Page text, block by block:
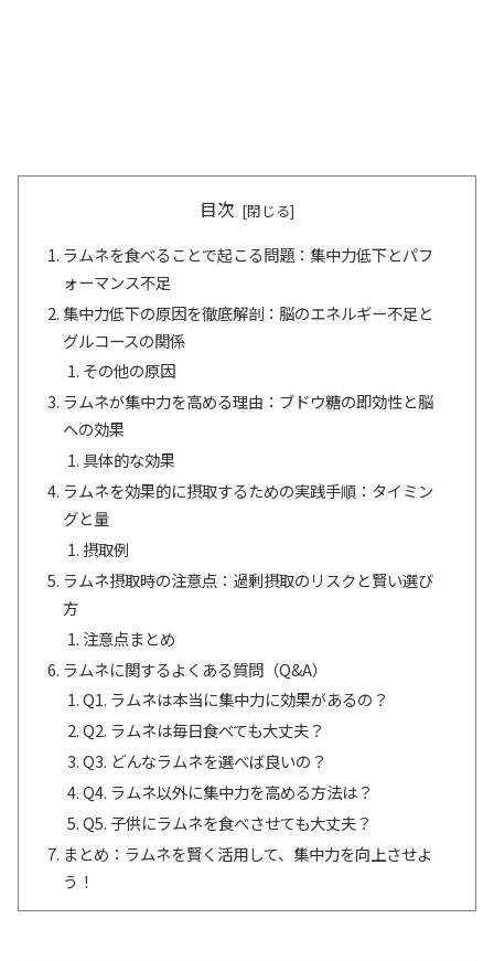
目次
ラムネを食べることで起こる問題：集中力低下とパフ
ォーマンス不足
集中力低下の原因を徹底解剖：脳のエネルギー不足と
グルコースの関係
その他の原因
ラムネが集中力を高める理由：ブドウ糖の即効性と脳
への効果
具体的な効果
ラムネを効果的に摂取するための実践手順：タイミン
グと量
摂取例
ラムネ摂取時の注意点：過剰摂取のリスクと賢い選び
方
注意点まとめ
ラムネに関するよくある質問（Q&A）
Q1. ラムネは本当に集中力に効果があるの？
Q2. ラムネは毎日食べても大丈夫？
Q3. どんなラムネを選べば良いの？
Q4. ラムネ以外に集中力を高める方法は？
Q5. 子供にラムネを食べさせても大丈夫？
まとめ：ラムネを賢く活用して、集中力を向上させよ
う！